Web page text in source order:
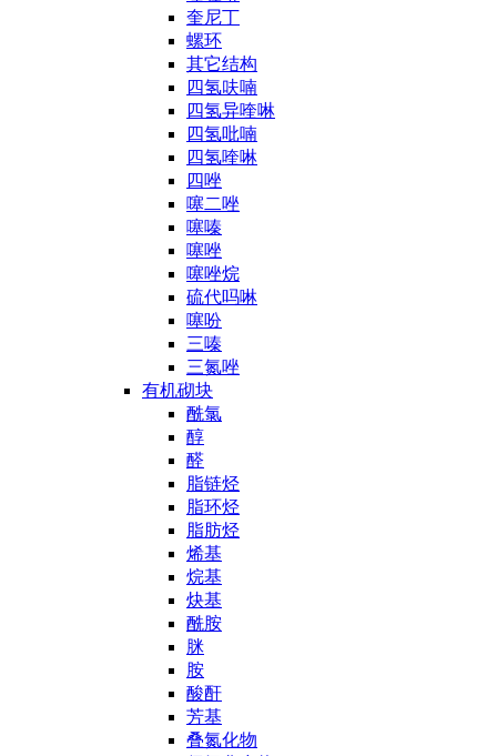
奎尼丁
螺环
其它结构
四氢呋喃
四氢异喹啉
四氢吡喃
四氢喹啉
四唑
噻二唑
噻嗪
噻唑
噻唑烷
硫代吗啉
噻吩
三嗪
三氮唑
有机砌块
酰氯
醇
醛
脂链烃
脂环烃
脂肪烃
烯基
烷基
炔基
酰胺
脒
胺
酸酐
芳基
叠氮化物